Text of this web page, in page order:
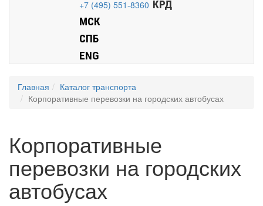
+7 (495) 551-8360 КРД
МСК
СПБ
ENG
Главная
Каталог транспорта
Корпоративные перевозки на городских автобусах
Корпоративные
перевозки на городских
автобусах